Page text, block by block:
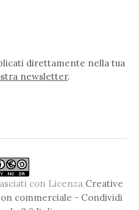
direttamente nella tua
newsletter.
con Licenza Creative
commerciale - Condividi